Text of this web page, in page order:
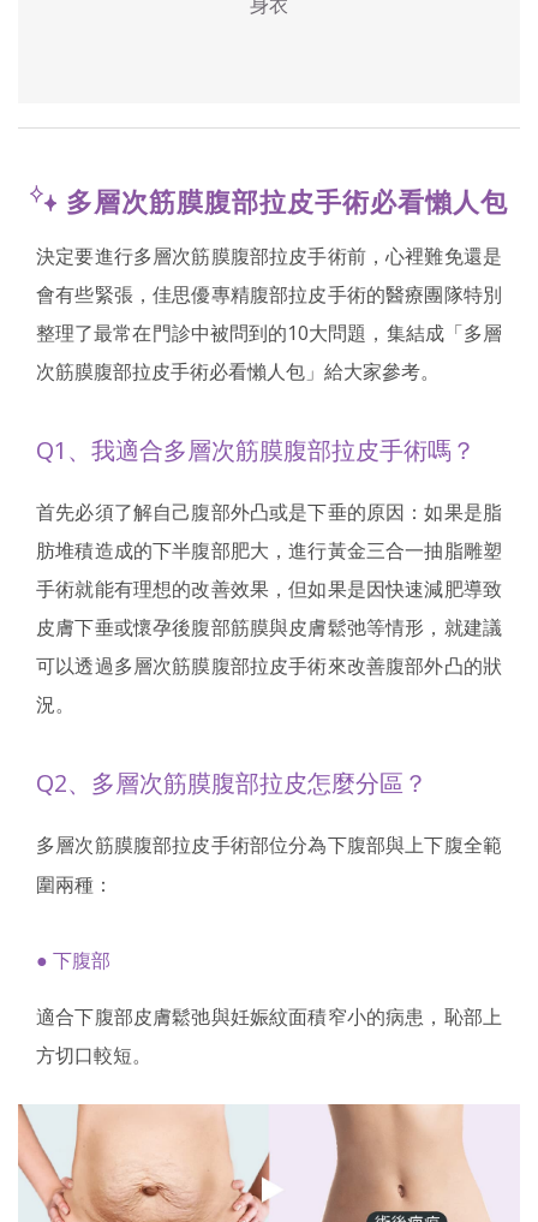
多層次筋膜腹部拉皮手術必看懶人包
決定要進行多層次筋膜腹部拉皮手術前，心裡難免還是
會有些緊張，佳思優專精腹部拉皮手術的醫療團隊特別
整理了最常在門診中被問到的10大問題，集結成「多層
次筋膜腹部拉皮手術必看懶人包」給大家參考。
Q1、我適合多層次筋膜腹部拉皮手術嗎？
首先必須了解自己腹部外凸或是下垂的原因：如果是脂
肪堆積造成的下半腹部肥大，進行黃金三合一抽脂雕塑
手術就能有理想的改善效果，但如果是因快速減肥導致
皮膚下垂或懷孕後腹部筋膜與皮膚鬆弛等情形，就建議
可以透過多層次筋膜腹部拉皮手術來改善腹部外凸的狀
況。
Q2、多層次筋膜腹部拉皮怎麼分區？
多層次筋膜腹部拉皮手術部位分為下腹部與上下腹全範
圍兩種：
● 下腹部
適合下腹部皮膚鬆弛與妊娠紋面積窄小的病患，恥部上
方切口較短。